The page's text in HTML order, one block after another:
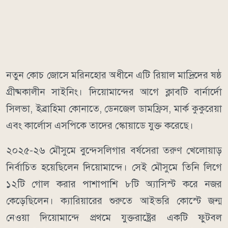
নতুন কোচ জোসে মরিনহোর অধীনে এটি রিয়াল মাদ্রিদের ষষ্ঠ
গ্রীষ্মকালীন সাইনিং। দিয়োমান্দের আগে ক্লাবটি বার্নার্দো
সিলভা, ইব্রাহিমা কোনাতে, ডেনজেল ডামফ্রিস, মার্ক কুকুরেয়া
এবং কার্লোস এসপিকে তাদের স্কোয়াডে যুক্ত করেছে।
২০২৫-২৬ মৌসুমে বুন্দেসলিগার বর্ষসেরা তরুণ খেলোয়াড়
নির্বাচিত হয়েছিলেন দিয়োমান্দে। সেই মৌসুমে তিনি লিগে
১২টি গোল করার পাশাপাশি ৮টি অ্যাসিস্ট করে নজর
কেড়েছিলেন। ক্যারিয়ারের শুরুতে আইভরি কোস্টে জন্ম
নেওয়া দিয়োমান্দে প্রথমে যুক্তরাষ্ট্রের একটি ফুটবল